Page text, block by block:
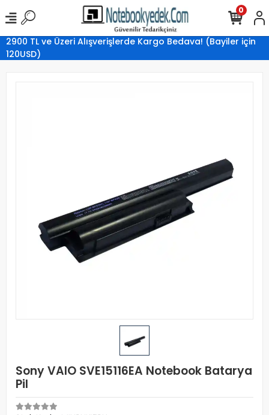
2900 TL ve Üzeri Alışverişlerde Kargo Bedava! (Bayiler için
120USD)
0
Sony VAIO SVE15116EA Notebook Batarya
Pil